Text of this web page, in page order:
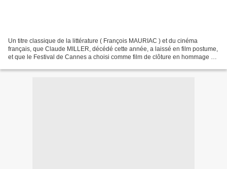
Un titre classique de la littérature ( François MAURIAC ) et du cinéma
français, que Claude MILLER, décédé cette année, a laissé en film postume,
et que le Festival de Cannes a choisi comme film de clôture en hommage au